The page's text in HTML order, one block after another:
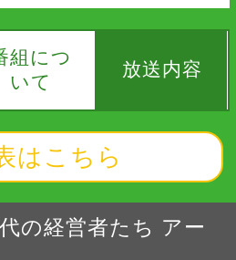
組につ
いて
放送内容
はこちら
の経営者たち アー